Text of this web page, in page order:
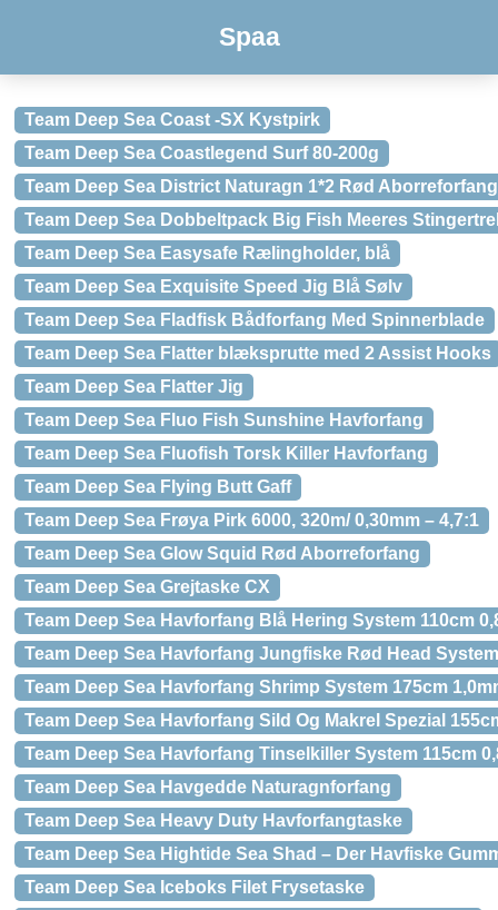
Spaa
Team Deep Sea Coast -SX Kystpirk
Team Deep Sea Coastlegend Surf 80-200g
Team Deep Sea District Naturagn 1*2 Rød Aborreforfang
Team Deep Sea Dobbeltpack Big Fish Meeres
Team Deep Sea Easysafe Rælingholder, blå
Team Deep Sea Exquisite Speed Jig Blå Sølv
Team Deep Sea Fladfisk Bådforfang Med Spinnerblade
Team Deep Sea Flatter blæksprutte med 2 Assist Hooks
Team Deep Sea Flatter Jig
Team Deep Sea Fluo Fish Sunshine Havforfang
Team Deep Sea Fluofish Torsk Killer Havforfang
Team Deep Sea Flying Butt Gaff
Team Deep Sea Frøya Pirk 6000, 320m/ 0,30mm – 4,7:1
Team Deep Sea Glow Squid Rød Aborreforfang
Team Deep Sea Grejtaske CX
Team Deep Sea Havforfang Blå Hering System 110cm
Team Deep Sea Havforfang Jungfiske Rød Head
Team Deep Sea Havforfang Shrimp System 175cm
Team Deep Sea Havforfang Sild Og Makrel Spezial
Team Deep Sea Havforfang Tinselkiller System 115cm
Team Deep Sea Havgedde Naturagnforfang
Team Deep Sea Heavy Duty Havforfangtaske
Team Deep Sea Hightide Sea Shad – Der Havfiske
Team Deep Sea Iceboks Filet Frysetaske